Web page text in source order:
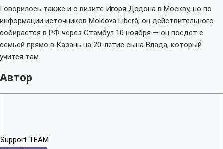
Говорилось также и о визите Игоря Додона в Москву, но по
информации источников Moldova Liberă, он действительного
собирается в РФ через Стамбул 10 ноября — он поедет с
семьей прямо в Казань на 20-летие сына Влада, который
учится там.
Автор
Support TEAM